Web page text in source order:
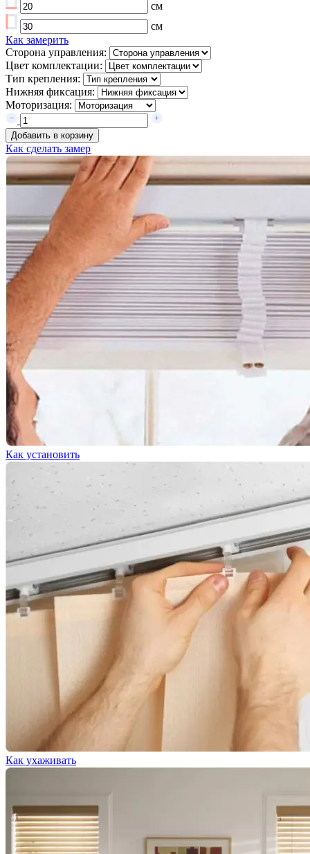
см
см
Как замерить
Сторона управления:
Цвет комплектации:
Тип крепления:
Нижняя фиксация:
Моторизация:
Добавить в корзину
Как сделать замер
Как установить
Как ухаживать